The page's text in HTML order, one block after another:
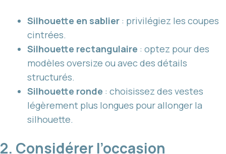
Silhouette en sablier : privilégiez les coupes
cintrées.
Silhouette rectangulaire : optez pour des
modèles oversize ou avec des détails
structurés.
Silhouette ronde : choisissez des vestes
légèrement plus longues pour allonger la
silhouette.
2. Considérer l’occasion